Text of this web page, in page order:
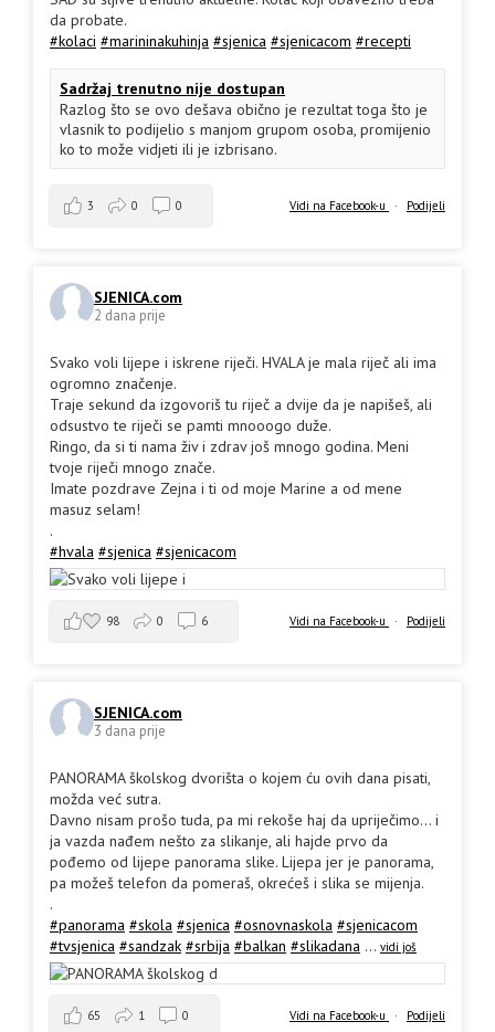
da probate.
#kolaci #marininakuhinja #sjenica #sjenicacom #recepti
Sadržaj trenutno nije dostupan
Razlog što se ovo dešava obično je rezultat toga što je
vlasnik to podijelio s manjom grupom osoba, promijenio
ko to može vidjeti ili je izbrisano.
Vidi na Facebook-u · Podijeli
3 0 0
SJENICA.com
2 dana prije
Svako voli lijepe i iskrene riječi. HVALA je mala riječ ali ima
ogromno značenje.
Traje sekund da izgovoriš tu riječ a dvije da je napišeš, ali
odsustvo te riječi se pamti mnooogo duže.
Ringo, da si ti nama živ i zdrav još mnogo godina. Meni
tvoje riječi mnogo znače.
Imate pozdrave Zejna i ti od moje Marine a od mene
masuz selam!
.
#hvala #sjenica #sjenicacom
Vidi na Facebook-u · Podijeli
98 0 6
SJENICA.com
3 dana prije
PANORAMA školskog dvorišta o kojem ću ovih dana pisati,
možda već sutra.
Davno nisam prošo tuda, pa mi rekoše haj da upriječimo... i
ja vazda nađem nešto za slikanje, ali hajde prvo da
pođemo od lijepe panorama slike. Lijepa jer je panorama,
pa možeš telefon da pomeraš, okrećeš i slika se mijenja.
.
#panorama #skola #sjenica #osnovnaskola #sjenicacom
#tvsjenica #sandzak #srbija #balkan #slikadana ... vidi još
Vidi na Facebook-u · Podijeli
65 1 0